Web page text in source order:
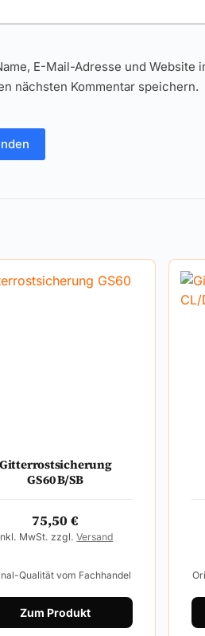
E-Mail-Adresse und Website
nächsten Kommentar speichern.
Gitterrostsicherung
GS60 B/SB
75,50€
MwSt. zzgl.Versand
Qualität vom Fachhandel
Zum Produkt